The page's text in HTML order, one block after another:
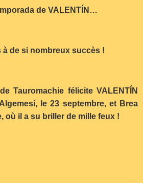
de VALENTÍN…
à de si nombreux succès !
Tauromachie félicite VALENTÍN
le 23 septembre, et Brea
où il a su briller de mille feux !